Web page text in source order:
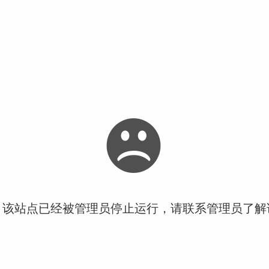
站点已经被管理员停止运行，请联系管理员了